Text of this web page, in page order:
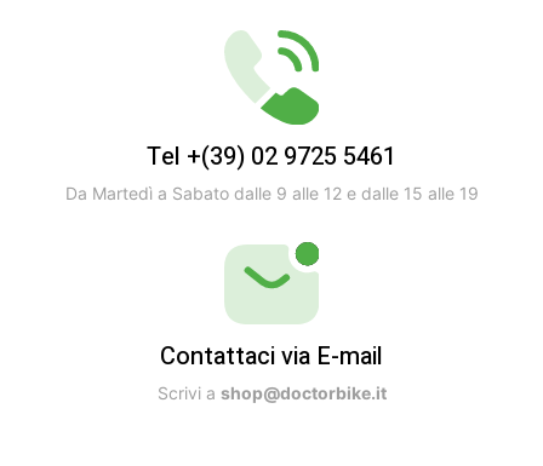
Tel +(39) 02 9725 5461
Da Martedì a Sabato dalle 9 alle 12 e dalle 15 alle 19
Contattaci via E-mail
Scrivi a shop@doctorbike.it